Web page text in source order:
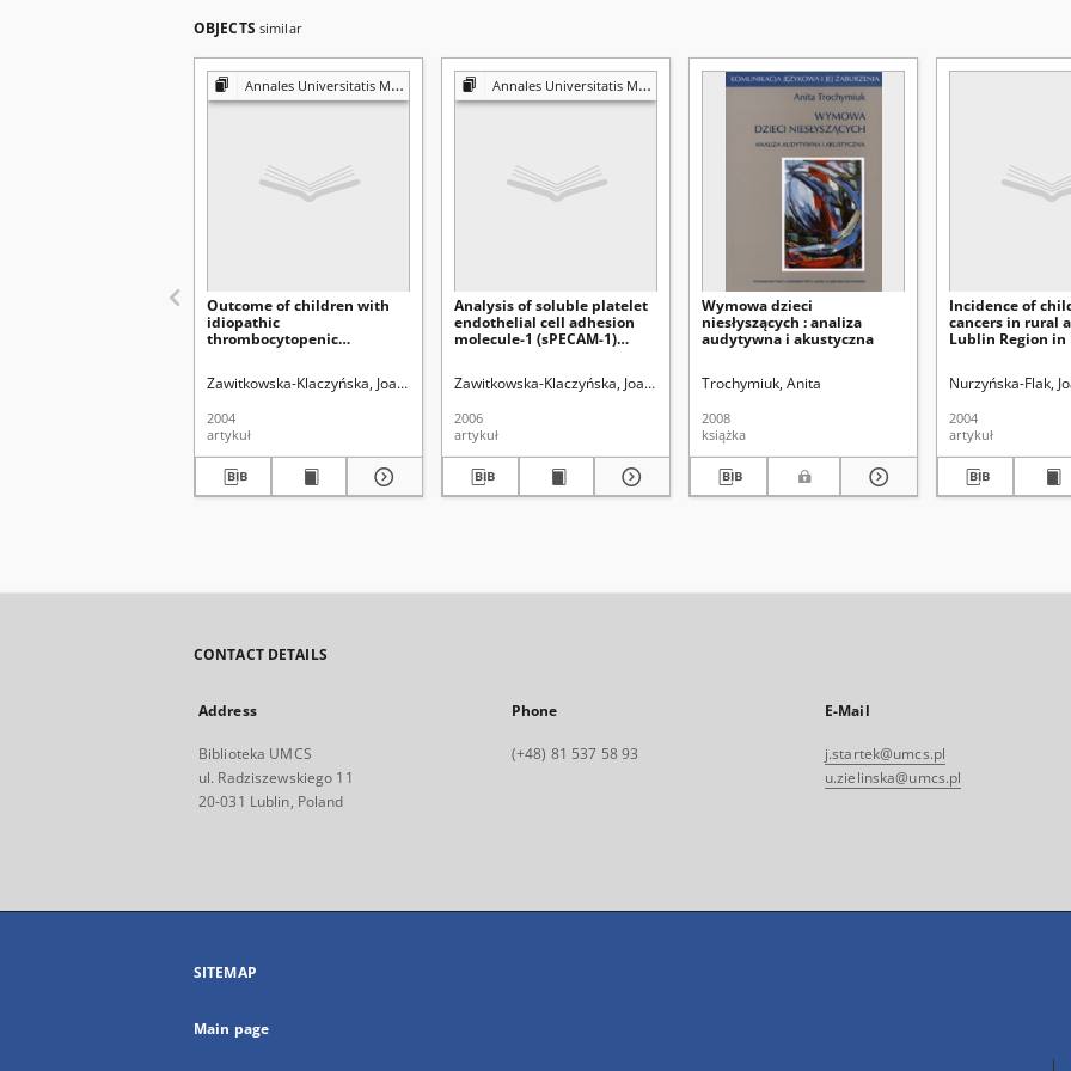
OBJECTS similar
Annales Universitatis Mariae Curie-Skłodowska. Sectio D, Medicina. Vol. 59, N2 (2004)
Outcome of children with
idiopathic
thrombocytopenic
Zawitkowska-Klaczyńska, Joanna. Nurzyńska-Flak, Joanna. Kątski, Krzysztof. Kowalczyk, Jerzy Roman (1948- ). Nurzyńska-Flak,
2004
artykuł
Annales Universitatis Mariae Curie-Skłodowska. Sectio D, Medicina
Analysis of soluble platelet
endothelial cell adhesion
molecule-1 (sPECAM-1)
Zawitkowska-Klaczyńska, Joanna Kowalczyk, Jerzy Roman (1948- ) Bryc, Stanisław (1928- ).
2006
artykuł
Wymowa dzieci
niesłyszących : analiza
audytywna i akustyczna
Trochymiuk, Anita
2008
książka
Incidence of
cancers in rural
Lublin Region in
Nurzyńska-Flak,
2004
artykuł
CONTACT DETAILS
Address
Biblioteka UMCS
ul. Radziszewskiego 11
20-031 Lublin, Poland
Phone
(+48) 81 537 58 93
E-Mail
j.startek@umcs.pl
u.zielinska@umcs.pl
SITEMAP
Main page